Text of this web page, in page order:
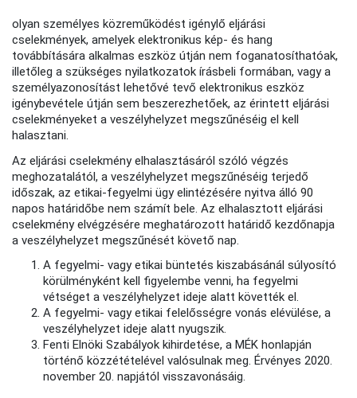
olyan személyes közreműködést igénylő eljárási
cselekmények, amelyek elektronikus kép- és hang
továbbítására alkalmas eszköz útján nem foganatosíthatóak,
illetőleg a szükséges nyilatkozatok írásbeli formában, vagy a
személyazonosítást lehetővé tevő elektronikus eszköz
igénybevétele útján sem beszerezhetőek, az érintett eljárási
cselekményeket a veszélyhelyzet megszűnéséig el kell
halasztani.
Az eljárási cselekmény elhalasztásáról szóló végzés
meghozatalától, a veszélyhelyzet megszűnéséig terjedő
időszak, az etikai-fegyelmi ügy elintézésére nyitva álló 90
napos határidőbe nem számít bele. Az elhalasztott eljárási
cselekmény elvégzésére meghatározott határidő kezdőnapja
a veszélyhelyzet megszűnését követő nap.
A fegyelmi- vagy etikai büntetés kiszabásánál súlyosító
körülményként kell figyelembe venni, ha fegyelmi
vétséget a veszélyhelyzet ideje alatt követték el.
A fegyelmi- vagy etikai felelősségre vonás elévülése, a
veszélyhelyzet ideje alatt nyugszik.
Fenti Elnöki Szabályok kihirdetése, a MÉK honlapján
történő közzétételével valósulnak meg. Érvényes 2020.
november 20. napjától visszavonásáig.